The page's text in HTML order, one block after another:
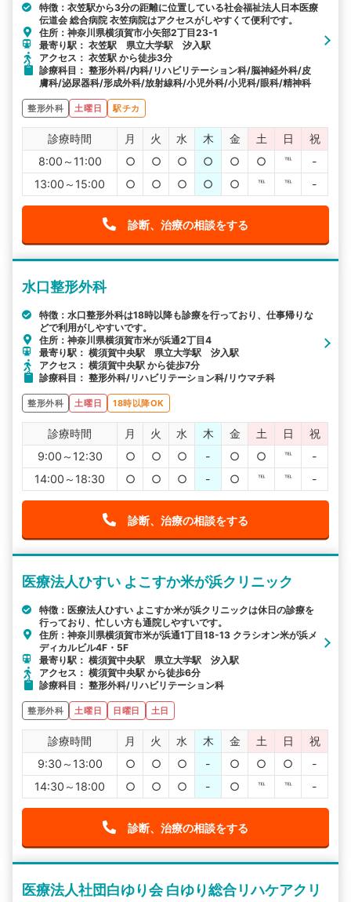
特徴：衣笠駅から3分の距離に位置している社会福祉法人日本医療
伝道会 総合病院 衣笠病院はアクセスがしやすくて便利です。
住所：神奈川県横須賀市小矢部2丁目23-1
最寄り駅： 衣笠駅 県立大学駅 汐入駅
アクセス： 衣笠駅 から徒歩3分
診療科目： 整形外科/内科/リハビリテーション科/脳神経外科/皮
膚科/泌尿器科/形成外科/放射線科/小児外科/小児科/眼科/精神科
整形外科 土曜日 駅チカ
診療時間 月 火 水 木 金 土 日
祝
8:00～11:00
○ ○ ○ ○ ○ ○ ℡
-
13:00～15:00
○ ○ ○ ○ ○ ℡ ℡ -
診断、治療の相談をする
水口整形外科
特徴：水口整形外科は18時以降も診療を行っており、仕事帰りな
どで利用がしやすいです。
住所：神奈川県横須賀市米が浜通2丁目4
最寄り駅： 横須賀中央駅 県立大学駅 汐入駅
アクセス： 横須賀中央駅 から徒歩7分
診療科目： 整形外科/リハビリテーション科/リウマチ科
整形外科 土曜日 18時以降OK
診療時間 月 火 水 木 金 土 日
祝
9:00～12:30
○ ○ ○ - ○ ○ ℡
-
14:00～18:30
○ ○ ○ - ○ ℡ ℡ -
診断、治療の相談をする
医療法人ひすい よこすか米が浜クリニック
特徴：医療法人ひすい よこすか米が浜クリニックは休日の診療を
行っており、忙しい方も通院しやすいです。
住所：神奈川県横須賀市米が浜通1丁目18-13 クラシオン米が浜メ
ディカルビル4F・5F
最寄り駅： 横須賀中央駅 県立大学駅 汐入駅
アクセス： 横須賀中央駅 から徒歩6分
診療科目： 整形外科/リハビリテーション科
整形外科 土曜日 日曜日 土日
診療時間 月 火 水 木 金 土 日
祝
9:30～13:00
○ ○ ○ - ○ ○ ○
-
14:30～18:00
○ ○ ○ - ○ ℡ ℡ -
診断、治療の相談をする
医療法人社団白ゆり会 白ゆり総合リハケアクリ